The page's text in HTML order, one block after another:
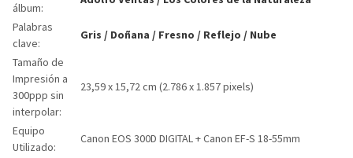
álbum:
Palabras
clave:
Gris / Doñana / Fresno / Reflejo / Nube
Tamaño de
Impresión a
300ppp sin
interpolar:
23,59 x 15,72 cm (2.786 x 1.857 pixels)
Equipo
Utilizado:
Canon EOS 300D DIGITAL + Canon EF-S 18-55mm